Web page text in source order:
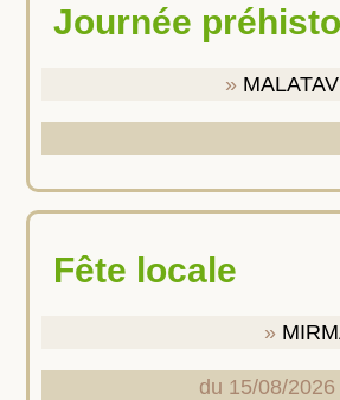
Journée
Fête locale
du 15/08/